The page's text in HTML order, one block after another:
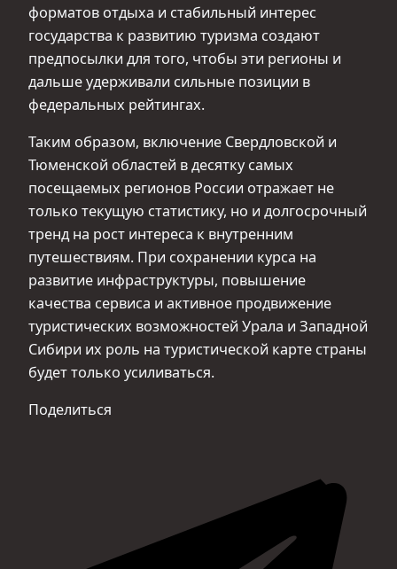
форматов отдыха и стабильный интерес
государства к развитию туризма создают
предпосылки для того, чтобы эти регионы и
дальше удерживали сильные позиции в
федеральных рейтингах.
Таким образом, включение Свердловской и
Тюменской областей в десятку самых
посещаемых регионов России отражает не
только текущую статистику, но и долгосрочный
тренд на рост интереса к внутренним
путешествиям. При сохранении курса на
развитие инфраструктуры, повышение
качества сервиса и активное продвижение
туристических возможностей Урала и Западной
Сибири их роль на туристической карте страны
будет только усиливаться.
Поделиться